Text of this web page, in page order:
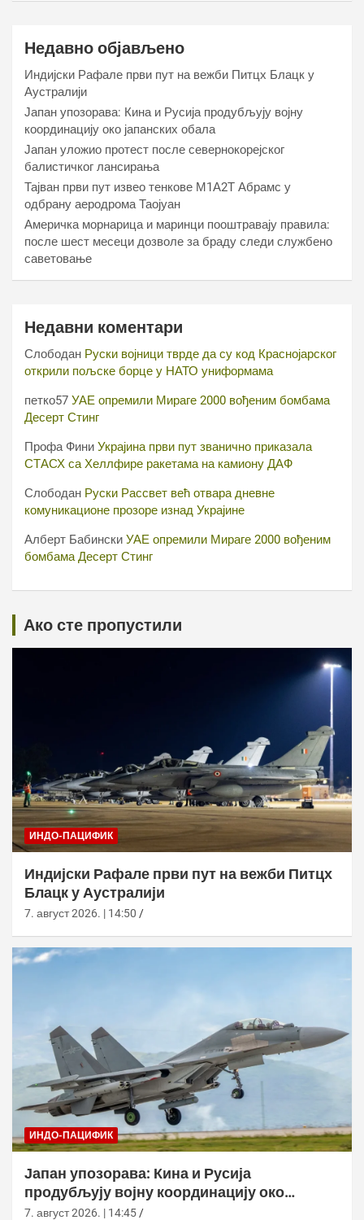
Недавно објављено
Индијски Рафале први пут на вежби Питцх Блацк у
Аустралији
Јапан упозорава: Кина и Русија продубљују војну
координацију око јапанских обала
Јапан уложио протест после севернокорејског
балистичког лансирања
Тајван први пут извео тенкове М1А2Т Абрамс у
одбрану аеродрома Таојуан
Америчка морнарица и маринци пооштравају правила:
после шест месеци дозволе за браду следи службено
саветовање
Недавни коментари
Слободан Руски војници тврде да су код Краснојарског
открили пољске борце у НАТО униформама
петко57 УАЕ опремили Мираге 2000 вођеним бомбама
Десерт Стинг
Профа Фини Украјина први пут званично приказала
СТАСХ са Хеллфире ракетама на камиону ДАФ
Слободан Руски Рассвет већ отвара дневне
комуникационе прозоре изнад Украјине
Алберт Бабински УАЕ опремили Мираге 2000 вођеним
бомбама Десерт Стинг
Ако сте пропустили
ИНДО-ПАЦИФИК
Индијски Рафале први пут на вежби Питцх
Блацк у Аустралији
7. август 2026. | 14:50
ИНДО-ПАЦИФИК
Јапан упозорава: Кина и Русија
продубљују војну координацију око
јапанских обала
7. август 2026. | 14:45